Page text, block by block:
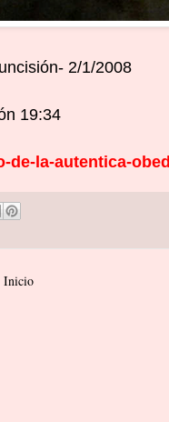
2/1/2008
19:34
de-la-autentica-
Inicio